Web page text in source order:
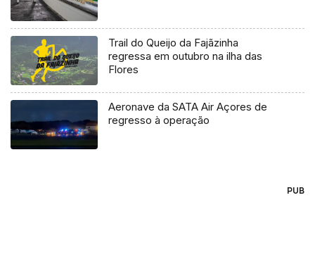
Trail do Queijo da Fajãzinha
regressa em outubro na ilha das
Flores
Aeronave da SATA Air Açores de
regresso à operação
PUB